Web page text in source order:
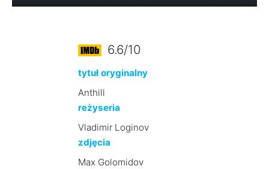
6.6/10
tytuł oryginalny
Anthill
reżyseria
Vladimir Loginov
zdjęcia
Max Golomidov